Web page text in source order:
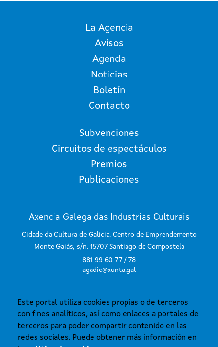
Este portal utiliza cookies propias o de terceros
con fines analíticos, así como enlaces a portales de
terceros para poder compartir contenido en las
redes sociales. Puede obtener más información en
La Agencia
Avisos
Agenda
Noticias
Boletín
Contacto
Subvenciones
Circuitos de espectáculos
Premios
Publicaciones
Axencia Galega das Industrias Culturais
Cidade da Cultura de Galicia. Centro de Emprendemento
Monte Gaiás, s/n. 15707 Santiago de Compostela
881 99 60 77 / 78
agadic@xunta.gal
SUSCRÍBETE AL BOLETÍN